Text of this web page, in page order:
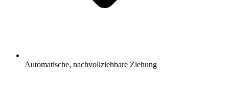
Automatische, nachvollziehbare Ziehung